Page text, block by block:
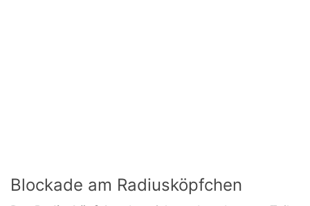
Blockade am Radiusköpfchen